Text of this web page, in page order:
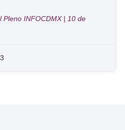
Pleno INFOCDMX | 10 de